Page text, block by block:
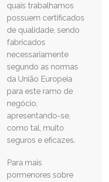
quais trabalhamos
possuem certificados
de qualidade, sendo
fabricados
necessariamente
segundo as normas
da União Europeia
para este ramo de
negócio,
apresentando-se,
como tal, muito
seguros e eficazes.
Para mais
pormenores sobre